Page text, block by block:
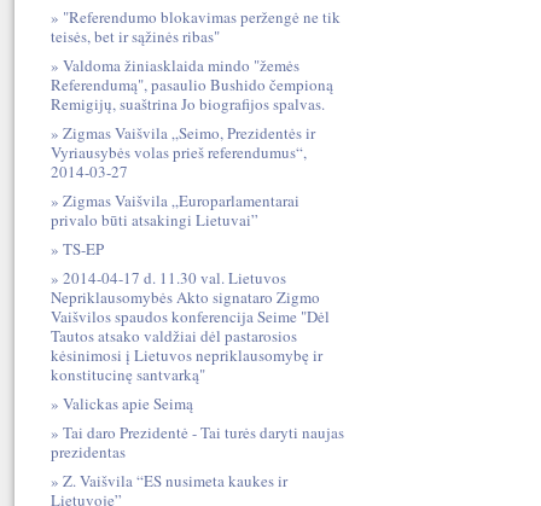
"Referendumo blokavimas peržengė ne tik
teisės, bet ir sąžinės ribas"
Valdoma žiniasklaida mindo "žemės
Referendumą", pasaulio Bushido čempioną
Remigijų, suaštrina Jo biografijos spalvas.
Zigmas Vaišvila „Seimo, Prezidentės ir
Vyriausybės volas prieš referendumus“,
2014-03-27
Zigmas Vaišvila „Europarlamentarai
privalo būti atsakingi Lietuvai”
TS-EP
2014-04-17 d. 11.30 val. Lietuvos
Nepriklausomybės Akto signataro Zigmo
Vaišvilos spaudos konferencija Seime "Dėl
Tautos atsako valdžiai dėl pastarosios
kėsinimosi į Lietuvos nepriklausomybę ir
konstitucinę santvarką"
Valickas apie Seimą
Tai daro Prezidentė - Tai turės daryti naujas
prezidentas
Z. Vaišvila “ES nusimeta kaukes ir
Lietuvoje”